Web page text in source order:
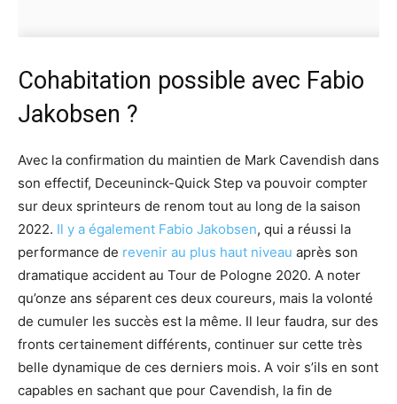
Cohabitation possible avec Fabio
Jakobsen ?
Avec la confirmation du maintien de Mark Cavendish dans
son effectif, Deceuninck-Quick Step va pouvoir compter
sur deux sprinteurs de renom tout au long de la saison
2022. Il y a également Fabio Jakobsen, qui a réussi la
performance de revenir au plus haut niveau après son
dramatique accident au Tour de Pologne 2020. A noter
qu’onze ans séparent ces deux coureurs, mais la volonté
de cumuler les succès est la même. Il leur faudra, sur des
fronts certainement différents, continuer sur cette très
belle dynamique de ces derniers mois. A voir s’ils en sont
capables en sachant que pour Cavendish, la fin de